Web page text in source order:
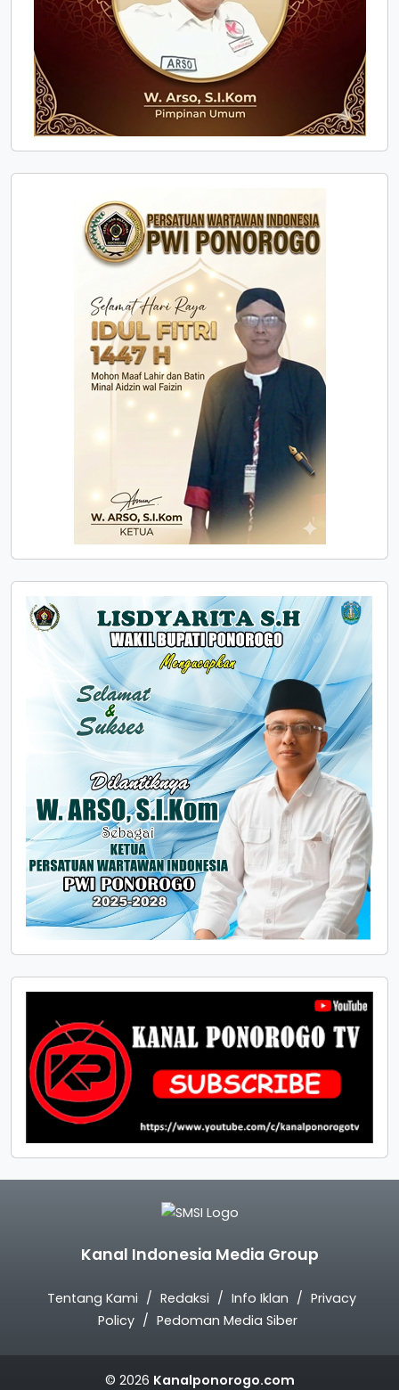
Kanal Indonesia Media Group
Tentang Kami Redaksi Info Iklan
Privacy
Policy
Pedoman Media Siber
© 2026 Kanalponorogo.com